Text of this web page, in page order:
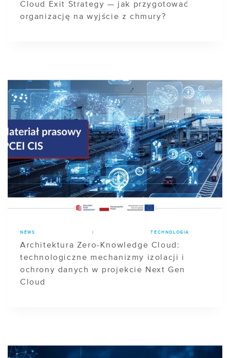
Cloud Exit Strategy — jak przygotować
organizację na wyjście z chmury?
NEWS TECHNOLOGIA
Architektura Zero-Knowledge Cloud:
technologiczne mechanizmy izolacji i
ochrony danych w projekcie Next Gen
Cloud